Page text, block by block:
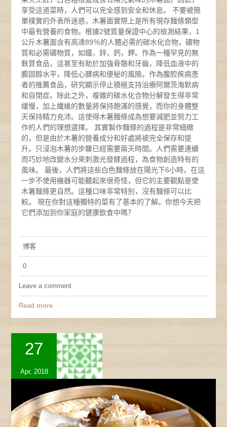
享受這道菜時，人們可以完全感到安全和休息。 不要被簡
單樸實的外表所迷惑，木薯面實際上是所有現存麵條類型
中最有營養的食物。根據2號質量保證中心的檢測結果，1
公斤木薯面含有高達89％的人體必需的碳水化合物，礦物
質和必需礦物質，如鐵，鋅，鈣，鉀。作為一種罕見的無
麩質食品，這甚至有助於加強骨骼和牙齒，降低血液中的
膽固醇水平，降低心髒病和便秘的風險。作為腹腔疾病患
者的推薦食品，研究顯示停止積極支持治療阿爾茨海默病
和自閉症。除此之外，複雜的碳水化合物分解發生得非常
緩慢，加上纖維的數量將保持飽滿的感覺，而你的身體整
天保持精力充沛。這使得木薯麵條成為想要減肥並努力工
作的人們的理想選擇。 其實製作麵條的過程是非常細緻
的，但是由於木薯的營養成分和好處將被完全保存和提
升。只浸泡木薯的步驟已經需要兩天時間。人們需要連續
而巧妙地改變水分來刺激光發酵過程，為食物創造特有的
風味。 最後，人們將這些白色麵條放在陽光下6小時。在這
一步不使用機器可能聽起來很奇怪，但它的主要觀點是使
木薯麵條更自然。這種口味非常特別，沒有麵條可以比
較。 現在你對這種獨特的菜有了基本的了解。你想今天把
它們添加到你家庭的健康飲食中嗎？
博客
0
Leave a comment
Read more
27
Apr, 2018